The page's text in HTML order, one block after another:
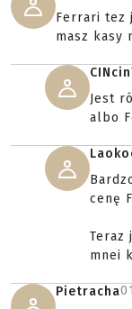
Ferrari tez
masz kasy
Jest
albo
cenę
Teraz
mnei
Pietracha